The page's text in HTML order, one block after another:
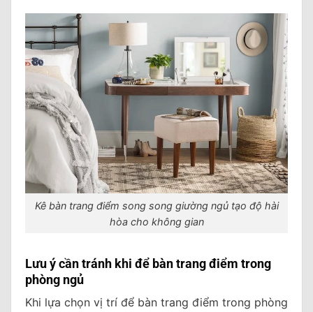
Kê bàn trang điểm song song giường ngủ tạo độ hài
hòa cho không gian
Lưu ý cần tránh khi để bàn trang điểm trong
phòng ngủ
Khi lựa chọn vị trí để bàn trang điểm trong phòng